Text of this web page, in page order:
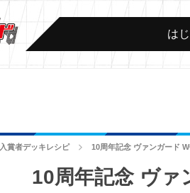
は
入賞者デッキレシピ 10周年記念 ヴァンガード
10周年記念 ヴ